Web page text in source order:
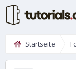
Startseite